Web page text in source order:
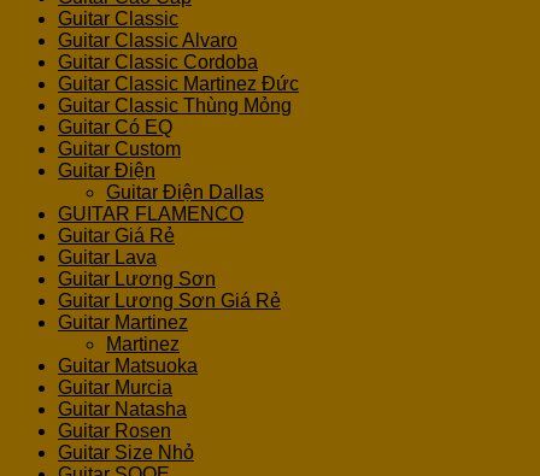
Guitar Classic
Guitar Classic Alvaro
Guitar Classic Cordoba
Guitar Classic Martinez Đức
Guitar Classic Thùng Mỏng
Guitar Có EQ
Guitar Custom
Guitar Điện
Guitar Điện Dallas
GUITAR FLAMENCO
Guitar Giá Rẻ
Guitar Lava
Guitar Lương Sơn
Guitar Lương Sơn Giá Rẻ
Guitar Martinez
Martinez
Guitar Matsuoka
Guitar Murcia
Guitar Natasha
Guitar Rosen
Guitar Size Nhỏ